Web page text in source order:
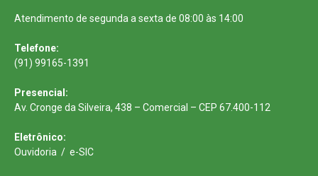
Atendimento de segunda a sexta de 08:00 às 14:00
Telefone:
(91) 99165-1391
Presencial:
Av. Cronge da Silveira, 438 – Comercial – CEP 67.400-112
Eletrônico:
Ouvidoria / e-SIC